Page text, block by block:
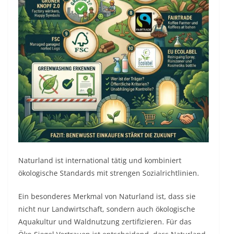
Naturland ist international tätig und kombiniert
ökologische Standards mit strengen Sozialrichtlinien.
Ein besonderes Merkmal von Naturland ist, dass sie
nicht nur Landwirtschaft, sondern auch ökologische
Aquakultur und Waldnutzung zertifizieren. Für das